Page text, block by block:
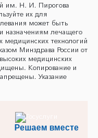
им. Н. И. Пирогова
их для
может быть
назначениям лечащего
технологий
Минздрава России от
медицинских
Копирование и
Указание
Решаем вместе